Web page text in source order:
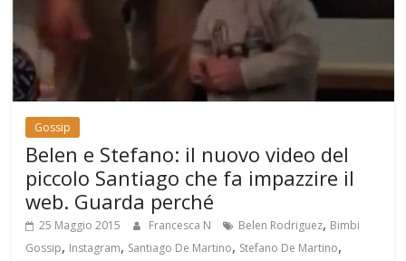
Gossip
Belen e Stefano: il nuovo video del
piccolo Santiago che fa impazzire il
web. Guarda perché
25 Maggio 2015 Francesca N Belen Rodriguez, Bimbi
Gossip, Instagram, Santiago De Martino, Stefano De Martino,